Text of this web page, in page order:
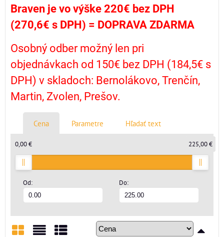
Braven je vo výške 220€ bez DPH
(270,6€ s DPH) = DOPRAVA ZDARMA
Osobný odber možný len pri
objednávkach od 150€ bez DPH (184,5€ s
DPH) v skladoch: Bernolákovo, Trenčín,
Martin, Zvolen, Prešov.
Cena Parametre Hľadať text
Od: Do:
0,00 € 225,00 €